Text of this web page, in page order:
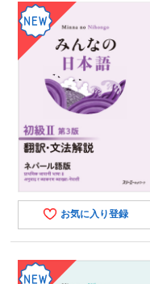
お気に入り登録